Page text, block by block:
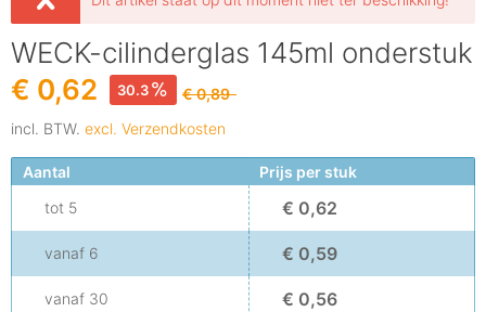
WECK-cilinderglas 145ml onderstuk
€ 0,62
30.3
€ 0,89
incl. BTW. excl. Verzendkosten
Aantal
Prijs per stuk
tot 5 € 0,62
vanaf 6 € 0,59
vanaf 30 € 0,56